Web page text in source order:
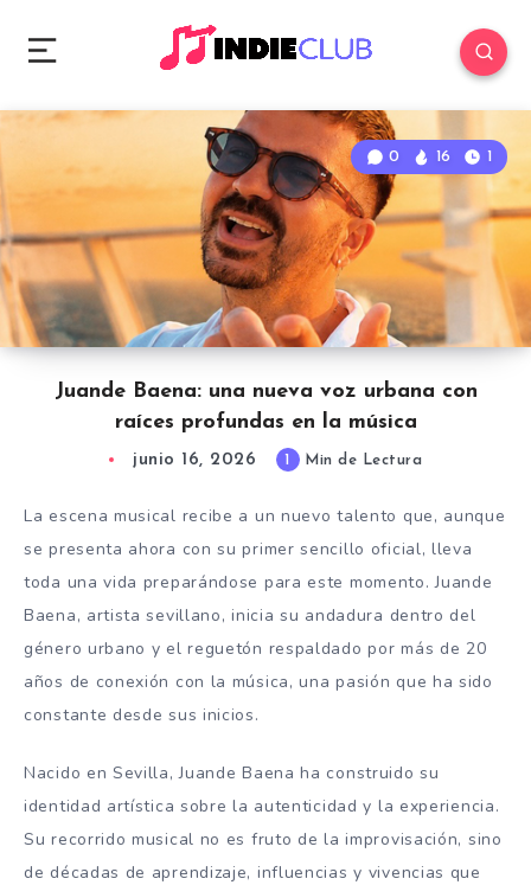
Juande Baena: una nueva voz urbana con
raíces profundas en la música
0 16 1
junio 16, 2026 1 Min de Lectura
La escena musical recibe a un nuevo talento que, aunque
se presenta ahora con su primer sencillo oficial, lleva
toda una vida preparándose para este momento. Juande
Baena, artista sevillano, inicia su andadura dentro del
género urbano y el reguetón respaldado por más de 20
años de conexión con la música, una pasión que ha sido
constante desde sus inicios.
Nacido en Sevilla, Juande Baena ha construido su
identidad artística sobre la autenticidad y la experiencia.
Su recorrido musical no es fruto de la improvisación, sino
de décadas de aprendizaje, influencias y vivencias que